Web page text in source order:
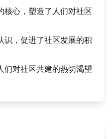
核心，塑造了人们对社区
识，促进了社区发展的积
们对社区共建的热切渴望